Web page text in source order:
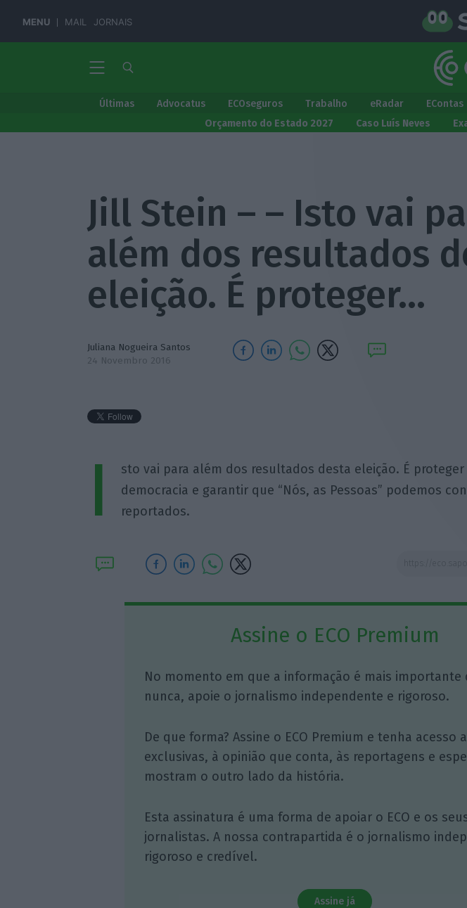
MENU MAIL JORNAIS
Últimas Advocatus ECOseguros Trabalho eRadar EContas
Orçamento do Estado 2027
Caso Luís Neves
Jill Stein – – Isto vai
além dos resultados
eleição. É proteger…
Juliana Nogueira Santos
24 Novembro 2016
I
sto vai para além dos resultados desta eleição. É proteger
democracia e garantir que “Nós, as Pessoas” podemos
reportados.
Assine o ECO Premium
No momento em que a informação é mais importante
nunca, apoie o jornalismo independente e rigoroso.
De que forma? Assine o ECO Premium e tenha acesso
exclusivas, à opinião que conta, às reportagens e
mostram o outro lado da história.
Esta assinatura é uma forma de apoiar o ECO e os
jornalistas. A nossa contrapartida é o jornalismo
rigoroso e credível.
Assine já